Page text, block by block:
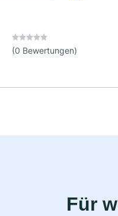
(0 Bewertungen)
Für